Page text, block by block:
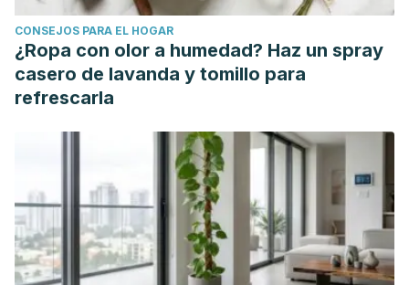
development. Current Opinion in Pharmacology.
2019;48:146-154.
Zhang C, Bakker AD, Klein-Nulend J, Bravenboer N.
Studies on Osteocytes in Their 3D Native Matrix Versus 2D
Jung O, Radenkovic M, StojanoviĆ S, Lindner C et al.
Biocompatibility Analysis of a New
Transparent Collagen-based Wound Membrane for Tissue
Regeneration in Different Clinical Indications. In Vivo.
2020;34(5):2287-2295.
Halapas A, Papalois A, Stauropoulou A, Philippou A et al. In
CONSEJOS PARA EL HOGAR
¿Ropa con olor a humedad? Haz un spray
casero de lavanda y tomillo para
refrescarla